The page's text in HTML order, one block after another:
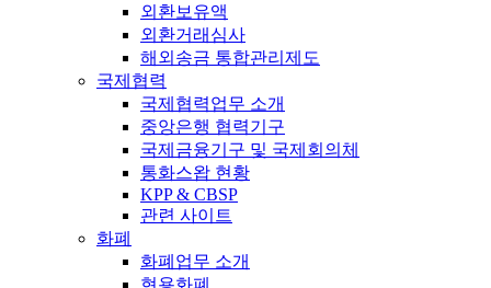
외환보유액
외환거래심사
해외송금 통합관리제도
국제협력
국제협력업무 소개
중앙은행 협력기구
국제금융기구 및 국제회의체
통화스왑 현황
KPP & CBSP
관련 사이트
화폐
화폐업무 소개
현용화폐